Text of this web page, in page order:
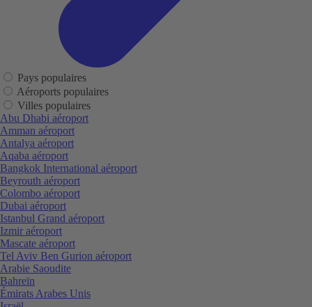
Pays populaires
Aéroports populaires
Villes populaires
Abu Dhabi aéroport
Amman aéroport
Antalya aéroport
Aqaba aéroport
Bangkok International aéroport
Beyrouth aéroport
Colombo aéroport
Dubai aéroport
Istanbul Grand aéroport
Izmir aéroport
Mascate aéroport
Tel Aviv Ben Gurion aéroport
Arabie Saoudite
Bahreïn
Émirats Arabes Unis